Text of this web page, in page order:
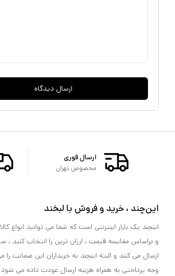
ارسال دیدگاه
ارسال فوری
مخصوص تهران
این‌چند ، خرید و فروش با لبخند
اینچند یک بازار اینترنتی است که شما می توانید انواع
و براساس مقایسه قیمت ، ارزان ترین را انتخاب کنید .
ارسال می کنند و البته اینچند به خریداران این
وجه پرداختی به همراه هزینه ارسال عودت داده می شود